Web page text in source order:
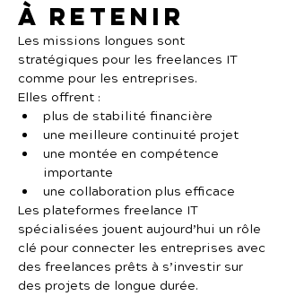
À retenir
Les missions longues sont
stratégiques pour les freelances IT
comme pour les entreprises.
Elles offrent :
plus de stabilité financière
une meilleure continuité projet
une montée en compétence
importante
une collaboration plus efficace
Les plateformes freelance IT
spécialisées jouent aujourd’hui un rôle
clé pour connecter les entreprises avec
des freelances prêts à s’investir sur
des projets de longue durée.